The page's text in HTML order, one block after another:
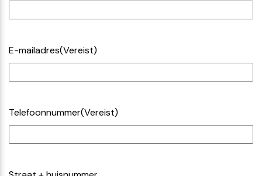
E-mailadres(Vereist)
Telefoonnummer(Vereist)